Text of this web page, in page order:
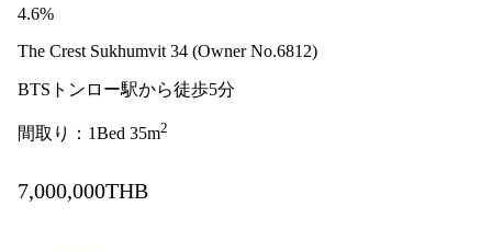
4.6%
The Crest Sukhumvit 34 (Owner No.6812)
BTSトンロー駅から徒歩5分
間取り：1Bed 35m2
7,000,000THB